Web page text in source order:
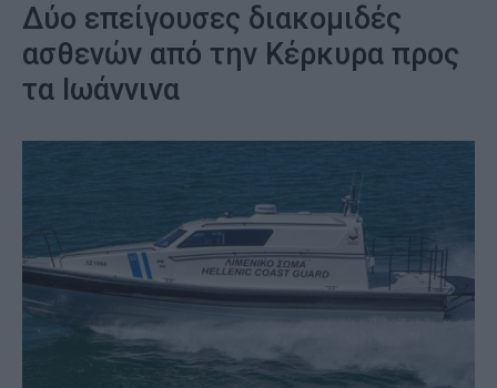
Δύο επείγουσες διακομιδές
ασθενών από την Κέρκυρα προς
τα Ιωάννινα